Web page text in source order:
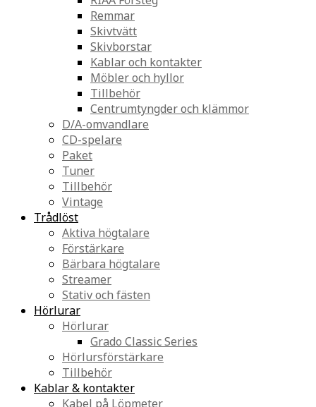
Remmar
Skivtvätt
Skivborstar
Kablar och kontakter
Möbler och hyllor
Tillbehör
Centrumtyngder och klämmor
D/A-omvandlare
CD-spelare
Paket
Tuner
Tillbehör
Vintage
Trådlöst
Aktiva högtalare
Förstärkare
Bärbara högtalare
Streamer
Stativ och fästen
Hörlurar
Hörlurar
Grado Classic Series
Hörlursförstärkare
Tillbehör
Kablar & kontakter
Kabel på Löpmeter